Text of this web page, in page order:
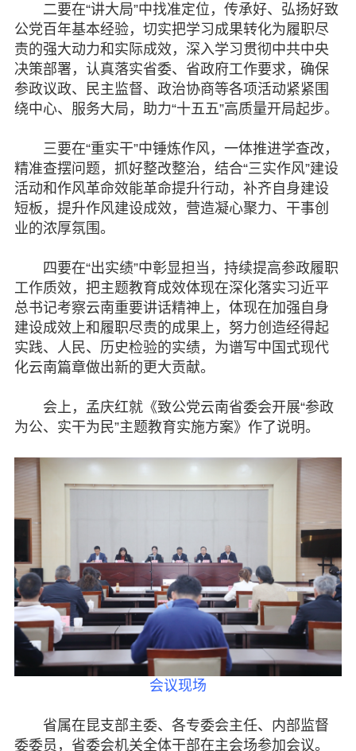
二要在“讲大局”中找准定位，传承好、弘扬好致
公党百年基本经验，切实把学习成果转化为履职尽
责的强大动力和实际成效，深入学习贯彻中共中央
决策部署，认真落实省委、省政府工作要求，确保
参政议政、民主监督、政治协商等各项活动紧紧围
绕中心、服务大局，助力“十五五”高质量开局起步。
三要在“重实干”中锤炼作风，一体推进学查改，
精准查摆问题，抓好整改整治，结合“三实作风”建设
活动和作风革命效能革命提升行动，补齐自身建设
短板，提升作风建设成效，营造凝心聚力、干事创
业的浓厚氛围。
四要在“出实绩”中彰显担当，持续提高参政履职
工作质效，把主题教育成效体现在深化落实习近平
总书记考察云南重要讲话精神上，体现在加强自身
建设成效上和履职尽责的成果上，努力创造经得起
实践、人民、历史检验的实绩，为谱写中国式现代
化云南篇章做出新的更大贡献。
会上，孟庆红就《致公党云南省委会开展“参政
为公、实干为民”主题教育实施方案》作了说明。
会议现场
省属在昆支部主委、各专委会主任、内部监督
委委员，省委会机关全体干部在主会场参加会议。